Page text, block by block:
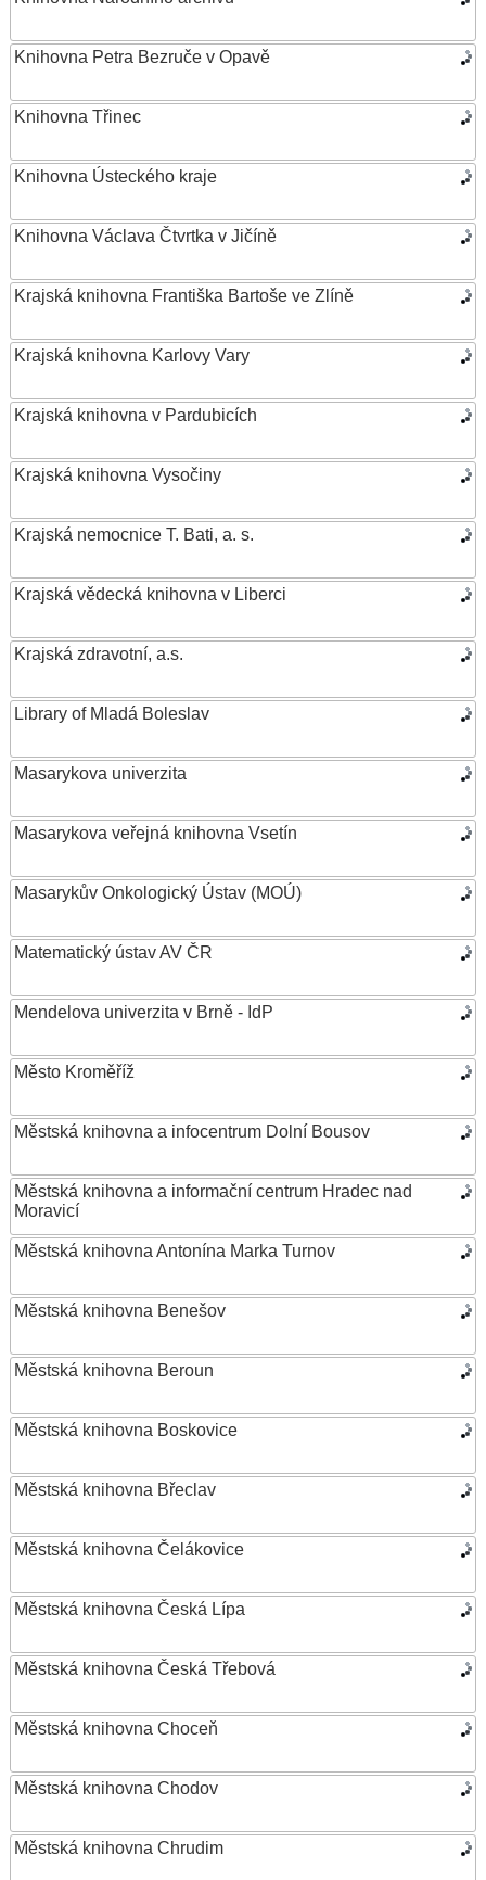
Knihovna Petra Bezruče v Opavě
Knihovna Třinec
Knihovna Ústeckého kraje
Knihovna Václava Čtvrtka v Jičíně
Krajská knihovna Františka Bartoše ve Zlíně
Krajská knihovna Karlovy Vary
Krajská knihovna v Pardubicích
Krajská knihovna Vysočiny
Krajská nemocnice T. Bati, a. s.
Krajská vědecká knihovna v Liberci
Krajská zdravotní, a.s.
Library of Mladá Boleslav
Masarykova univerzita
Masarykova veřejná knihovna Vsetín
Masarykův Onkologický Ústav (MOÚ)
Matematický ústav AV ČR
Mendelova univerzita v Brně - IdP
Město Kroměříž
Městská knihovna a infocentrum Dolní Bousov
Městská knihovna a informační centrum Hradec nad
Moravicí
Městská knihovna Antonína Marka Turnov
Městská knihovna Benešov
Městská knihovna Beroun
Městská knihovna Boskovice
Městská knihovna Břeclav
Městská knihovna Čelákovice
Městská knihovna Česká Lípa
Městská knihovna Česká Třebová
Městská knihovna Choceň
Městská knihovna Chodov
Městská knihovna Chrudim